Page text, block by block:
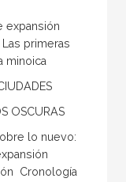
expansión
Las primeras
minoica
OSCURAS
lo nuevo:
 Cronología